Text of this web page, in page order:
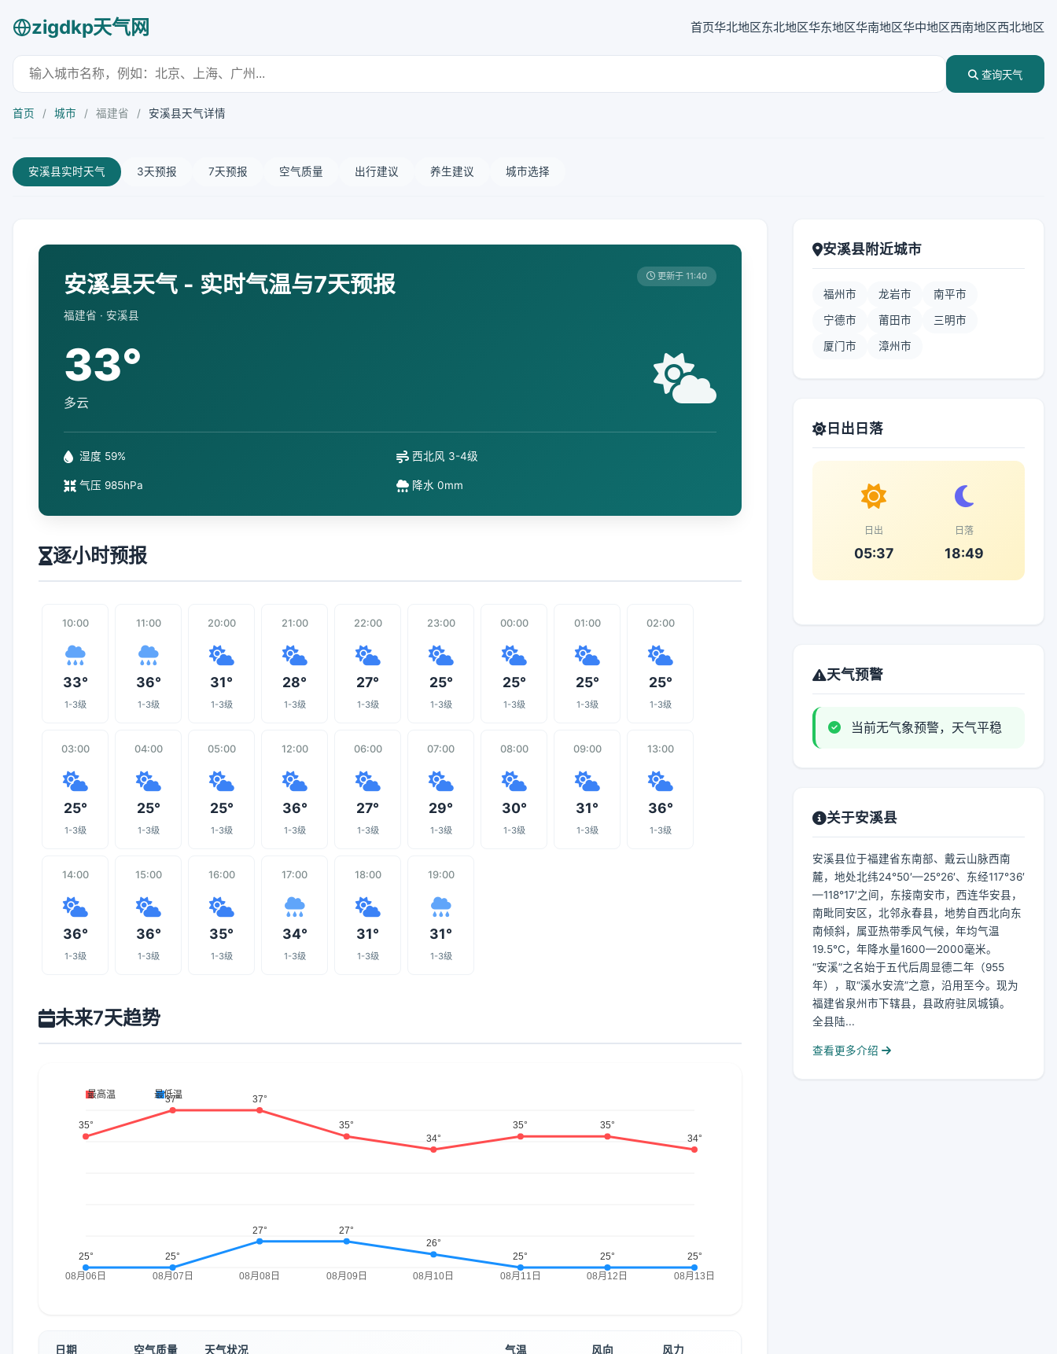
zigdkp天气网 首页华北地区东北地区华东地区华南地区华中地区西南地区西北地区
查询天气
首页 / 城市 / 福建省 / 安溪县天气详情
安溪县实时天气 3天预报 7天预报 空气质量 出行建议 养生建议 城市选择
安溪县天气 - 实时气温与7天预报
福建省 · 安溪县
更新于 11:40
33°
多云
湿度 59% 西北风 3-4级
气压 985hPa 降水 0mm
逐小时预报
10:00
33°
1-3级
11:00
36°
1-3级
20:00
31°
1-3级
21:00
28°
1-3级
22:00
27°
1-3级
23:00
25°
1-3级
00:00
25°
1-3级
01:00
25°
1-3级
02:00
25°
1-3级
03:00
25°
1-3级
04:00
25°
1-3级
05:00
25°
1-3级
12:00
36°
1-3级
06:00
27°
1-3级
07:00
29°
1-3级
08:00
30°
1-3级
09:00
31°
1-3级
13:00
36°
1-3级
14:00
36°
1-3级
15:00
36°
1-3级
16:00
35°
1-3级
17:00
34°
1-3级
18:00
31°
1-3级
19:00
31°
1-3级
未来7天趋势
日期 空气质量 天气状况 气温 风向 风力
安溪县附近城市
福州市 龙岩市 南平市
宁德市 莆田市 三明市
厦门市 漳州市
日出日落
日出
05:37
日落
18:49
天气预警
当前无气象预警，天气平稳
关于安溪县
安溪县位于福建省东南部、戴云山脉西南
麓，地处北纬24°50′—25°26′、东经117°36′
—118°17′之间，东接南安市，西连华安县，
南毗同安区，北邻永春县，地势自西北向东
南倾斜，属亚热带季风气候，年均气温
19.5℃，年降水量1600—2000毫米。
“安溪”之名始于五代后周显德二年（955
年），取“溪水安流”之意，沿用至今。现为
福建省泉州市下辖县，县政府驻凤城镇。
全县陆...
查看更多介绍